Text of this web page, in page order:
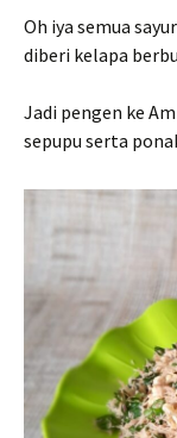
Oh iya semua
diberi kelapa
Jadi pengen ke
sepupu serta